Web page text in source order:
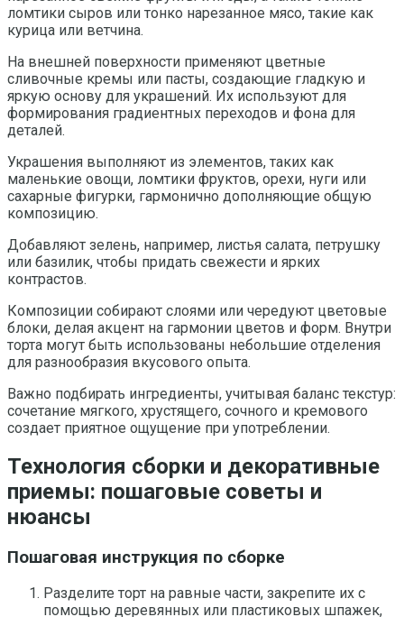
ломтики сыров или тонко нарезанное мясо, такие как
курица или ветчина.
На внешней поверхности применяют цветные
сливочные кремы или пасты, создающие гладкую и
яркую основу для украшений. Их используют для
формирования градиентных переходов и фона для
деталей.
Украшения выполняют из элементов, таких как
маленькие овощи, ломтики фруктов, орехи, нуги или
сахарные фигурки, гармонично дополняющие общую
композицию.
Добавляют зелень, например, листья салата, петрушку
или базилик, чтобы придать свежести и ярких
контрастов.
Композиции собирают слоями или чередуют цветовые
блоки, делая акцент на гармонии цветов и форм. Внутри
торта могут быть использованы небольшие отделения
для разнообразия вкусового опыта.
Важно подбирать ингредиенты, учитывая баланс текстур:
сочетание мягкого, хрустящего, сочного и кремового
создает приятное ощущение при употреблении.
Технология сборки и декоративные
приемы: пошаговые советы и
нюансы
Пошаговая инструкция по сборке
Разделите торт на равные части, закрепите их с
помощью деревянных или пластиковых шпажек,